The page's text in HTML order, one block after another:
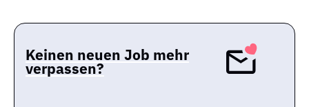
Keinen neuen Job mehr
verpassen?